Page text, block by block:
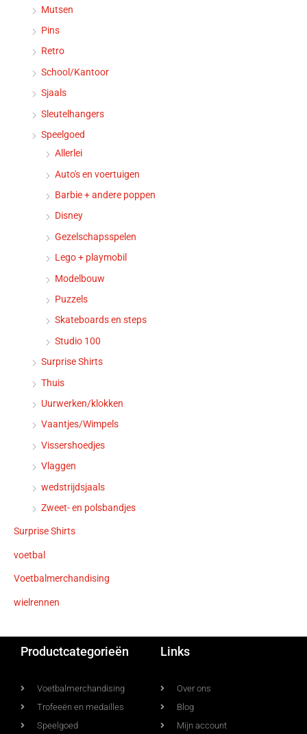
Mutsen
Pins
Retro
School/Kantoor
Sjaals
Sleutelhangers
Speelgoed
Allerlei
Auto's en voertuigen
Barbie + andere poppen
Disney
Gezelschapsspelen
Lego + playmobil
Modelbouw
Puzzels
Skateboards en steps
Studio 100
Surprise Shirts
Thuis
Uurwerken/klokken
Vaantjes/Wimpels
Vissershoedjes
Vlaggen
wedstrijdsjaals
Zweet- en polsbandjes
Surprise Shirts
voetbal
Voetbalmerchandising
wielrennen
Productcategorieën
Voetbalmerchandising
Trofeeën en medailles
Speelgoed
Links
Over ons
Blog
Mijn account